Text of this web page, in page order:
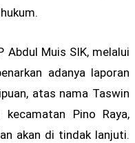
Abdul Muis SIK, melalui
adanya laporan
atas nama Taswin
Pino Raya,
akan di tindak lanjuti.